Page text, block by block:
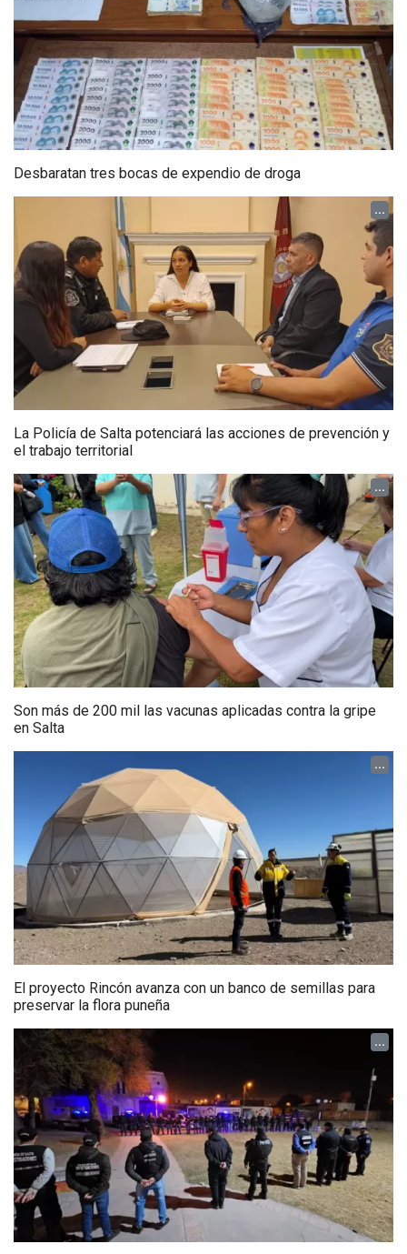
Desbaratan tres bocas de expendio de droga
...
La Policía de Salta potenciará las acciones de prevención y
el trabajo territorial
...
Son más de 200 mil las vacunas aplicadas contra la gripe
en Salta
...
El proyecto Rincón avanza con un banco de semillas para
preservar la flora puneña
...